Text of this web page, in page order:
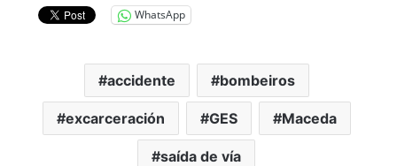
WhatsApp
accidente bombeiros
excarceración GES Maceda
saída de vía